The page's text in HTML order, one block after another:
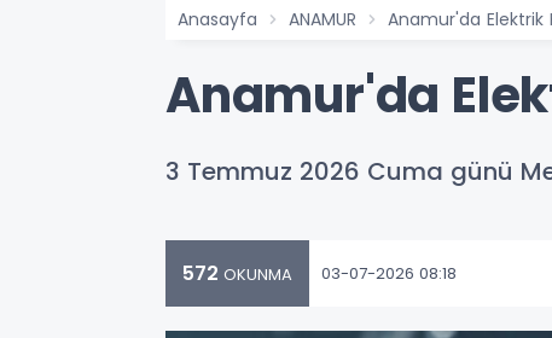
Anasayfa ANAMUR Anamur'da Elektrik
Anamur'da
3 Temmuz 2026 Cuma günü
572 OKUNMA 03-07-2026 08:18